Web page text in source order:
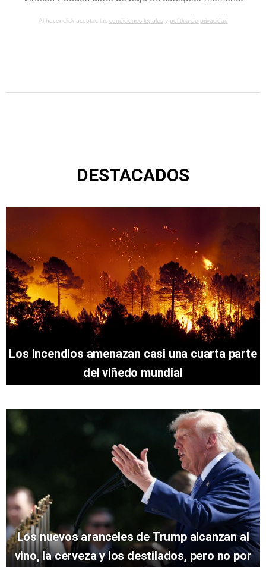
Al hacer click aceptas las condiciones legalesy política de privacidad
DESTACADOS
Los incendios amenazan casi una cuarta parte
del viñedo mundial
Los nuevos aranceles de Trump alcanzan al
vino, la cerveza y los destilados, pero no por